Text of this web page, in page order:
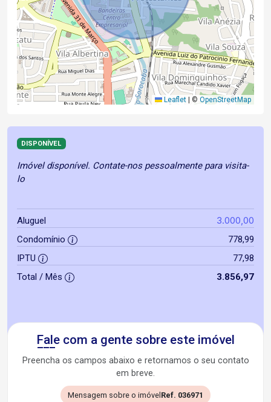
Leaflet | © OpenStreetMap
DISPONÍVEL
Imóvel disponível. Contate-nos pessoalmente para visita-
lo
Aluguel 3.000,00
Condomínio
778,99
IPTU
77,98
Total / Mês
3.856,97
Fale com a gente sobre este imóvel
Preencha os campos abaixo e retornamos o seu contato
em breve.
Mensagem sobre o imóvelRef. 036971